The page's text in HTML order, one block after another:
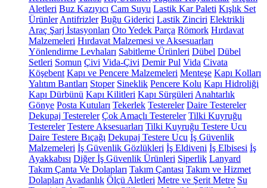
Aletleri Buz Kazıyıcı Cam Suyu Lastik Kar Paleti Kışlık Set
Ürünler Antifrizler Buğu Giderici Lastik Zinciri Elektrikli
Araç Şarj İstasyonları Oto Yedek Parça Römork Hırdavat
Malzemeleri Hırdavat Malzemesi ve Aksesuarları
Yönlendirme Levhaları Sabitleme Ürünleri Dübel Dübel
Setleri Somun Çivi Vida-Çivi Demir Pul Vida Civata
Köşebent Kapı ve Pencere Malzemeleri Menteşe Kapı Kolları
Yalıtım Bantları Stoper Sineklik Pencere Kolu Kapı Hidroliği
Kapı Dürbünü Kapı Kilitleri Kapı Sürgüleri Anahtarlık
Gönye Posta Kutuları Tekerlek Testereler Daire Testereler
Dekupaj Testereler Çok Amaçlı Testereler Tilki Kuyruğu
Testereler Testere Aksesuarları Tilki Kuyruğu Testere Ucu
Daire Testere Bıçağı Dekupaj Testere Ucu İş Güvenlik
Malzemeleri İş Güvenlik Gözlükleri İş Eldiveni İş Elbisesi İş
Ayakkabısı Diğer İş Güvenlik Ürünleri Siperlik Lanyard
Takım Çanta Ve Dolapları Takım Çantası Takım ve Hizmet
Dolapları Avadanlık Ölçü Aletleri Metre ve Şerit Metre Su